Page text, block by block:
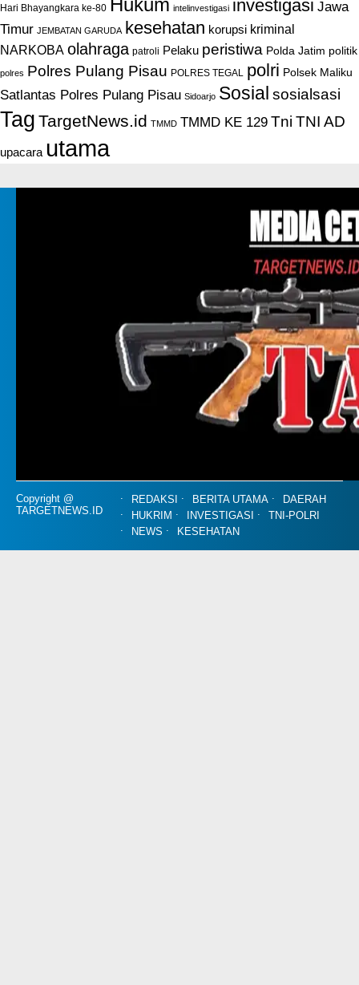
Hari Bhayangkara ke-80 intelinvestigasi investigasi Jawa
Timur JEMBATAN GARUDA kesehatan korupsi kriminal
NARKOBA olahraga patroli Pelaku peristiwa Polda Jatim politik
polres Polres Pulang Pisau POLRES TEGAL polri Polsek Maliku
Satlantas Polres Pulang Pisau Sidoarjo Sosial sosialsasi
Tag TargetNews.id TMMD TMMD KE 129 Tni TNI AD
upacara utama
Copyright @
TARGETNEWS.ID
REDAKSI BERITA UTAMA
DAERAH
HUKRIM
INVESTIGASI
TNI-POLRI
NEWS
KESEHATAN